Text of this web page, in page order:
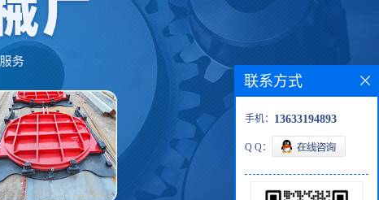
联系方式
手机： 13633194893
Q Q：